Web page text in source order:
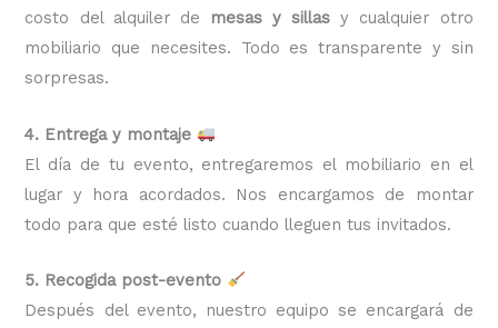
costo del alquiler de
mesas y sillas y cualquier otro
mobiliario que necesites. Todo es transparente y sin
sorpresas.
4. Entrega y montaje
El día de tu evento, entregaremos el mobiliario en el
lugar y hora acordados. Nos encargamos de montar
todo para que esté listo cuando lleguen tus invitados.
5. Recogida post-evento
Después del evento, nuestro equipo se encargará de